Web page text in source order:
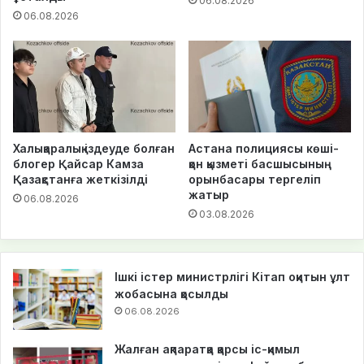
06.08.2026
Халықаралық іздеуде болған
блогер Қайсар Камза
Қазақстанға жеткізілді
06.08.2026
Астана полициясы көші-
қон қызметі басшысының
орынбасары тергеліп
жатыр
03.08.2026
Ішкі істер министрлігі Кітап оқитын ұлт
жобасына қосылды
06.08.2026
Жалған ақпаратқа қарсы іс-қимыл